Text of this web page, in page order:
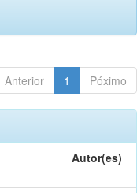
Anterior 1 Póximo
Autor(es)